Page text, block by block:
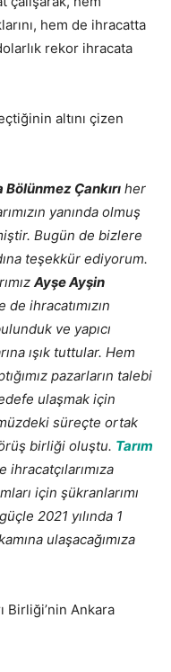
hem de ihracatta
rekor ihracata
altını çizen
Bölünmez Çankırı her
yanında olmuş
Bugün de bizlere
teşekkür ediyorum.
Ayşe Ayşin
de ihracatımızın
ve yapıcı
ışık tuttular. Hem
pazarların talebi
ulaşmak için
süreçte ortak
birliği oluştu. Tarım
ihracatçılarımıza
için şükranlarımı
2021 yılında 1
ulaşacağımıza
Birliği’nin Ankara